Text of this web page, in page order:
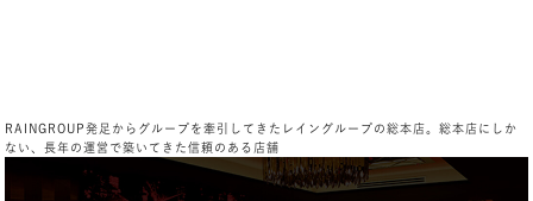
RAINGROUP発足からグループを牽引してきたレイングループの総本店。総本店にしか
ない、長年の運営で築いてきた信頼のある店舗